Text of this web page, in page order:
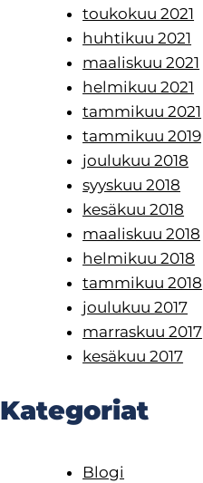
toukokuu 2021
huhtikuu 2021
maaliskuu 2021
helmikuu 2021
tammikuu 2021
tammikuu 2019
joulukuu 2018
syyskuu 2018
kesäkuu 2018
maaliskuu 2018
helmikuu 2018
tammikuu 2018
joulukuu 2017
marraskuu 2017
kesäkuu 2017
Kategoriat
Blogi